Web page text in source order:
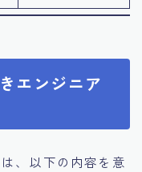
エンジニア
、以下の内容を意